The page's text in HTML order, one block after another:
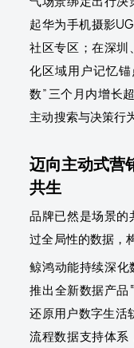
起华为手机摄影
社区专区；在深
化区域用户记忆
数”三个月内增长
主动搜索与决策行为
迈向主动式营
共生
品牌已然是场景的
过全局性的数据，
鲸鸿动能持续深化
推出全新数据产品
还原用户数字生活
流程数据支持体系